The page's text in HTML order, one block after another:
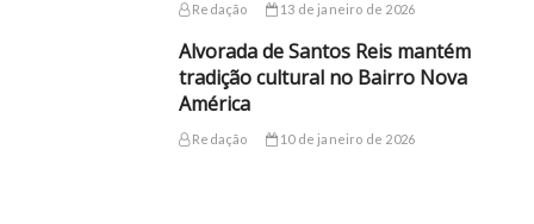
Redação 13 de janeiro de 2026
Alvorada de Santos Reis mantém
tradição cultural no Bairro Nova
América
Redação 10 de janeiro de 2026